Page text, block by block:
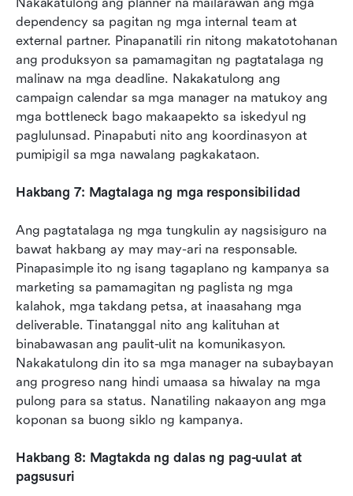
dependency sa pagitan ng mga internal team at
external partner. Pinapanatili rin nitong makatotohanan
ang produksyon sa pamamagitan ng pagtatalaga ng
malinaw na mga deadline. Nakakatulong ang
campaign calendar sa mga manager na matukoy ang
mga bottleneck bago makaapekto sa iskedyul ng
paglulunsad. Pinapabuti nito ang koordinasyon at
pumipigil sa mga nawalang pagkakataon.
Hakbang 7: Magtalaga ng mga responsibilidad
Ang pagtatalaga ng mga tungkulin ay nagsisiguro na
bawat hakbang ay may may-ari na responsable.
Pinapasimple ito ng isang tagaplano ng kampanya sa
marketing sa pamamagitan ng paglista ng mga
kalahok, mga takdang petsa, at inaasahang mga
deliverable. Tinatanggal nito ang kalituhan at
binabawasan ang paulit-ulit na komunikasyon.
Nakakatulong din ito sa mga manager na subaybayan
ang progreso nang hindi umaasa sa hiwalay na mga
pulong para sa status. Nanatiling nakaayon ang mga
koponan sa buong siklo ng kampanya.
Hakbang 8: Magtakda ng dalas ng pag-uulat at
pagsusuri